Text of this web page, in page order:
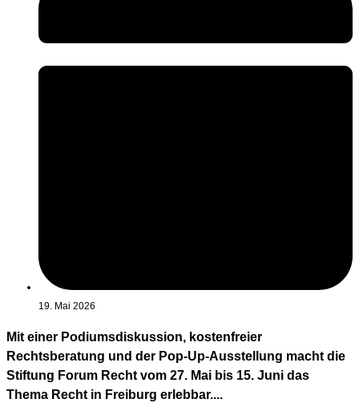
19. Mai 2026
Mit einer Podiumsdiskussion, kostenfreier
Rechtsberatung und der Pop-Up-Ausstellung macht die
Stiftung Forum Recht vom 27. Mai bis 15. Juni das
Thema Recht in Freiburg erlebbar....